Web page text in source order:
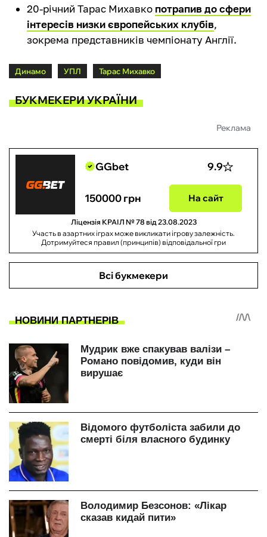
20-річний Тарас Михавко потрапив до сфери
інтересів низки європейських клубів,
зокрема представників чемпіонату Англії.
Динамо УПЛ Тарас Михавко
БУКМЕКЕРИ УКРАЇНИ
Реклама
GGbet 9.9
150000 грн На сайт
Ліцензія КРАІЛ № 78 від 23.08.2023
Участь в азартних іграх може викликати ігрову залежність.
Дотримуйтеся правил (принципів) відповідальної гри
Всі букмекери